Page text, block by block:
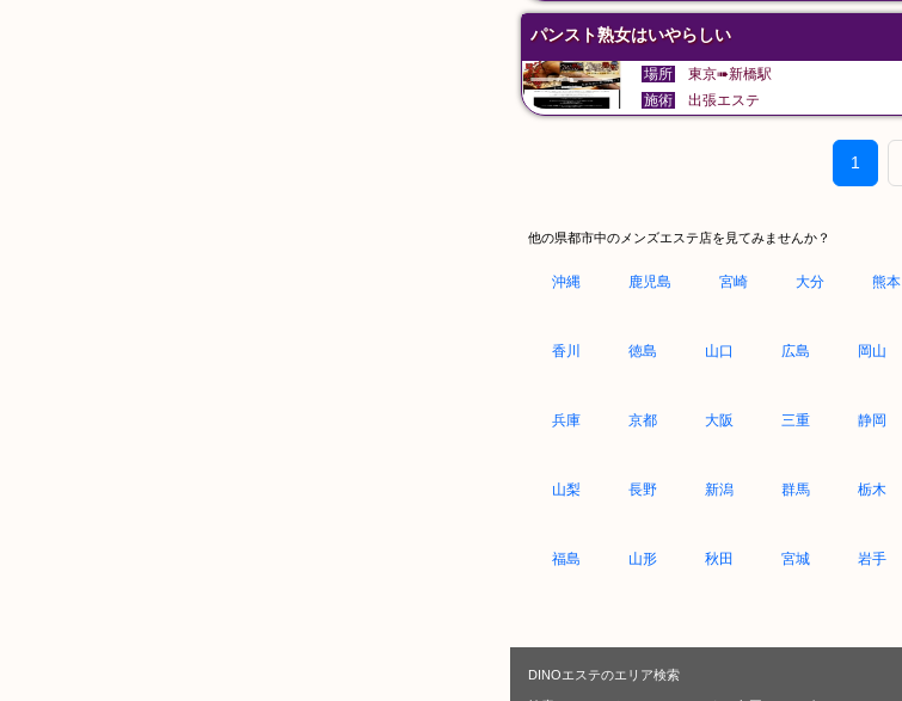
パンスト熟女はいやらしい
場所 東京➠新橋駅
施術 出張エステ
1
他の県都市中のメンズエステ店を見てみませんか？
沖縄 鹿児島 宮崎 大分 熊本
香川 徳島 山口 広島 岡山
兵庫 京都 大阪 三重 静岡
山梨 長野 新潟 群馬 栃木
福島 山形 秋田 宮城 岩手
DINOエステのエリア検索